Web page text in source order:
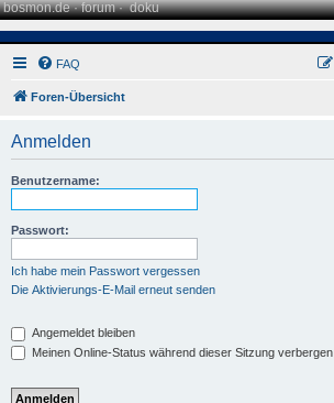
bosmon.de·forum·doku
FAQ
Foren-Übersicht
Anmelden
Benutzername:
Passwort:
Ich habe mein Passwort vergessen
Die Aktivierungs-E-Mail erneut senden
Angemeldet bleiben
Meinen Online-Status während dieser Sitzung verbergen